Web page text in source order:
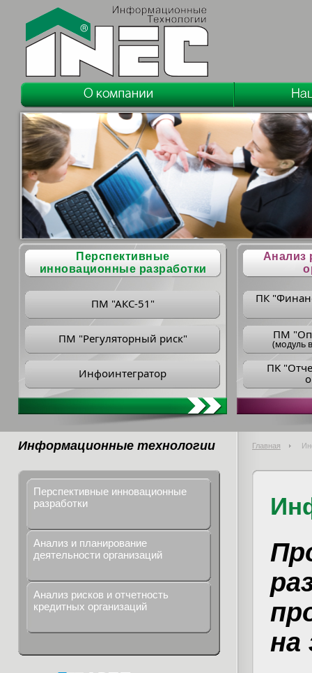
Перспективные
инновационные разработки
ПМ "АКС-51"
ПМ "Регуляторный риск"
Инфоинтегратор
Анализ
ПК
ПM
(модуль
ПK
Информационные технологии Главная
Перспективные инновационные
разработки
Анализ и планирование
деятельности организаций
Анализ рисков и отчетность
кредитных организаций
на